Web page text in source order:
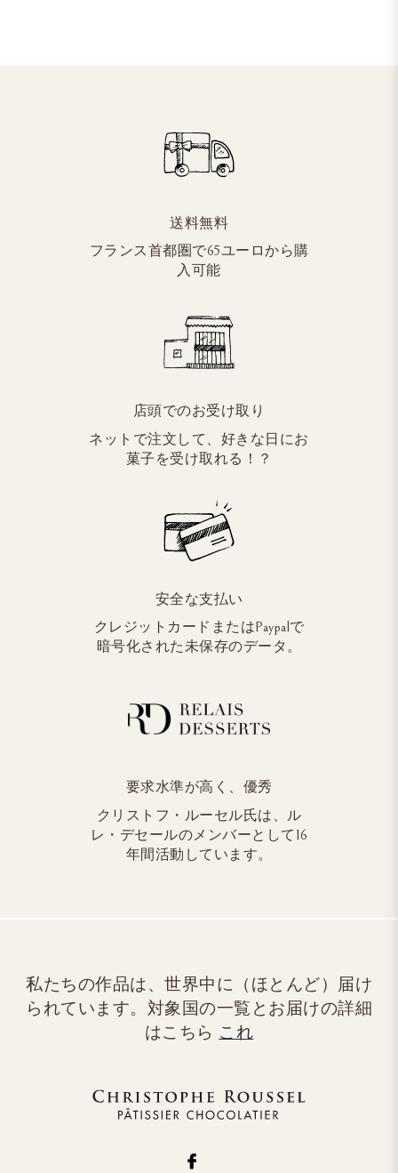
送料無料
フランス首都圏で65ユーロから購
入可能
店頭でのお受け取り
ネットで注文して、好きな日にお
菓子を受け取れる！？
安全な支払い
クレジットカードまたはPaypalで
暗号化された未保存のデータ。
要求水準が高く、優秀
クリストフ・ルーセル氏は、ル
レ・デセールのメンバーとして16
年間活動しています。
私たちの作品は、世界中に（ほとんど）届け
られています。対象国の一覧とお届けの詳細
はこちら これ